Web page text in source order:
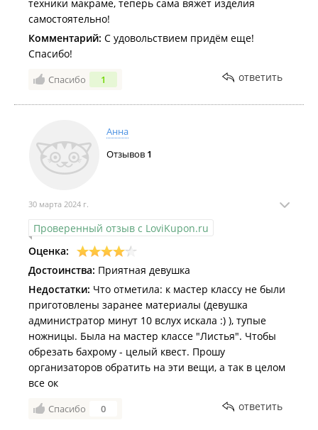
техники макраме, теперь сама вяжет изделия
самостоятельно!
Комментарий: С удовольствием придём еще!
Спасибо!
Спасибо 1 ответить
Анна
Отзывов 1
30 марта 2024 г.
Проверенный отзыв с LoviKupon.ru
Оценка:
Достоинства: Приятная девушка
Недостатки: Что отметила: к мастер классу не были
приготовлены заранее материалы (девушка
администратор минут 10 вслух искала :) ), тупые
ножницы. Была на мастер классе "Листья". Чтобы
обрезать бахрому - целый квест. Прошу
организаторов обратить на эти вещи, а так в целом
все ок
Спасибо 0 ответить